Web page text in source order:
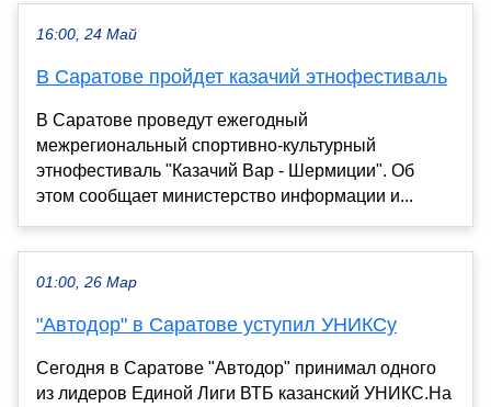
16:00, 24 Май
В Саратове пройдет казачий этнофестиваль
В Саратове проведут ежегодный
межрегиональный спортивно-культурный
этнофестиваль "Казачий Вар - Шермиции". Об
этом сообщает министерство информации и...
01:00, 26 Мар
"Автодор" в Саратове уступил УНИКСу
Сегодня в Саратове "Автодор" принимал одного
из лидеров Единой Лиги ВТБ казанский УНИКС.На